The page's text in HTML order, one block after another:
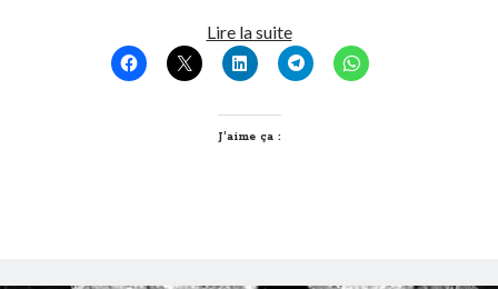
Lire la suiteSans
Lyon,
vous
J’aime ça :